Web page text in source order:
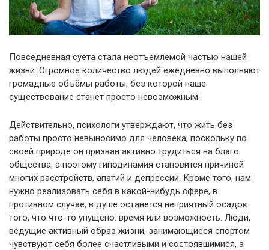
Повседневная суета стала неотъемлемой частью нашей
жизни. Огромное количество людей ежедневно выполняют
громадные объёмы работы, без которой наше
существование станет просто невозможным.
Действительно, психологи утверждают, что жить без
работы просто невыносимо для человека, поскольку по
своей природе он призван активно трудиться на благо
общества, а поэтому гиподинамия становится причиной
многих расстройств, апатий и депрессии. Кроме того, нам
нужно реализовать себя в какой-нибудь сфере, в
противном случае, в душе останется неприятный осадок
того, что что-то упущено: время или возможность. Люди,
ведущие активный образ жизни, занимающиеся спортом
чувствуют себя более счастливыми и состоявшимися, а